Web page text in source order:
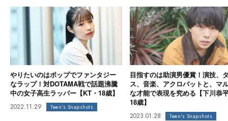
やりたいのはポップでファンタジー
なラップ！対DOTAMA戦で話題沸騰
中の女子高生ラッパー【KT・18歳】
2022.11.29 Teen's Snapshots
目指すのは助演男優賞！演技、
ス、音楽、アクロバットと、マ
な才能で表現を究める【下川恭
18歳】
2023.01.28 Teen's Snapshots